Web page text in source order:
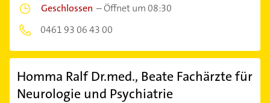
Geschlossen –Öffnet um 08:30
0461 93 06 43 00
Homma Ralf Dr.med., Beate Fachärzte für
Neurologie und Psychiatrie